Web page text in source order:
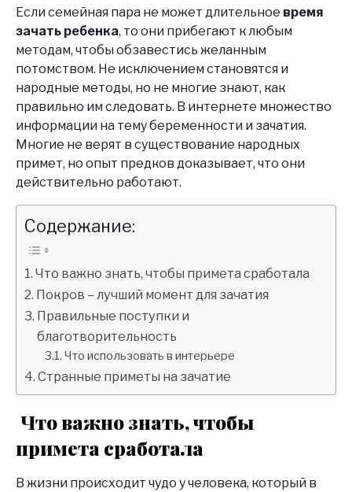
Если семейная пара не может длительное время
зачать ребенка, то они прибегают к любым
методам, чтобы обзавестись желанным
потомством. Не исключением становятся и
народные методы, но не многие знают, как
правильно им следовать. В интернете множество
информации на тему беременности и зачатия.
Многие не верят в существование народных
примет, но опыт предков доказывает, что они
действительно работают.
Содержание:
Что важно знать, чтобы примета сработала
Покров – лучший момент для зачатия
Правильные поступки и
благотворительность
Что использовать в интерьере
Странные приметы на зачатие
Что важно знать, чтобы
примета сработала
В жизни происходит чудо у человека, который в